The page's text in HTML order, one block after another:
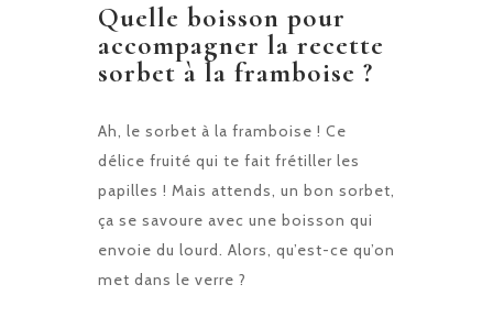
Quelle boisson pour
accompagner la recette
sorbet à la framboise ?
Ah, le sorbet à la framboise ! Ce
délice fruité qui te fait frétiller les
papilles ! Mais attends, un bon sorbet,
ça se savoure avec une boisson qui
envoie du lourd. Alors, qu’est-ce qu’on
met dans le verre ?